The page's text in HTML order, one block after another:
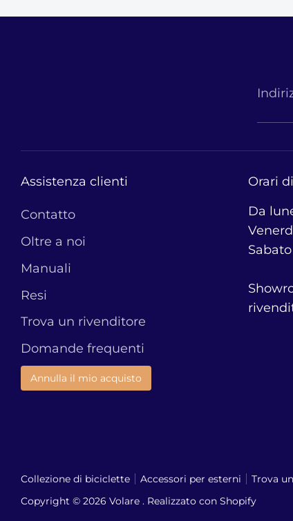
Assistenza clienti
Contatto
Oltre a noi
Manuali
Resi
Trova un rivenditore
Domande frequenti
Annulla il mio acquisto
Orari
Da
Collezione di biciclette Accessori per esterni Trova
Copyright © 2026 Volare . Realizzato con Shopify